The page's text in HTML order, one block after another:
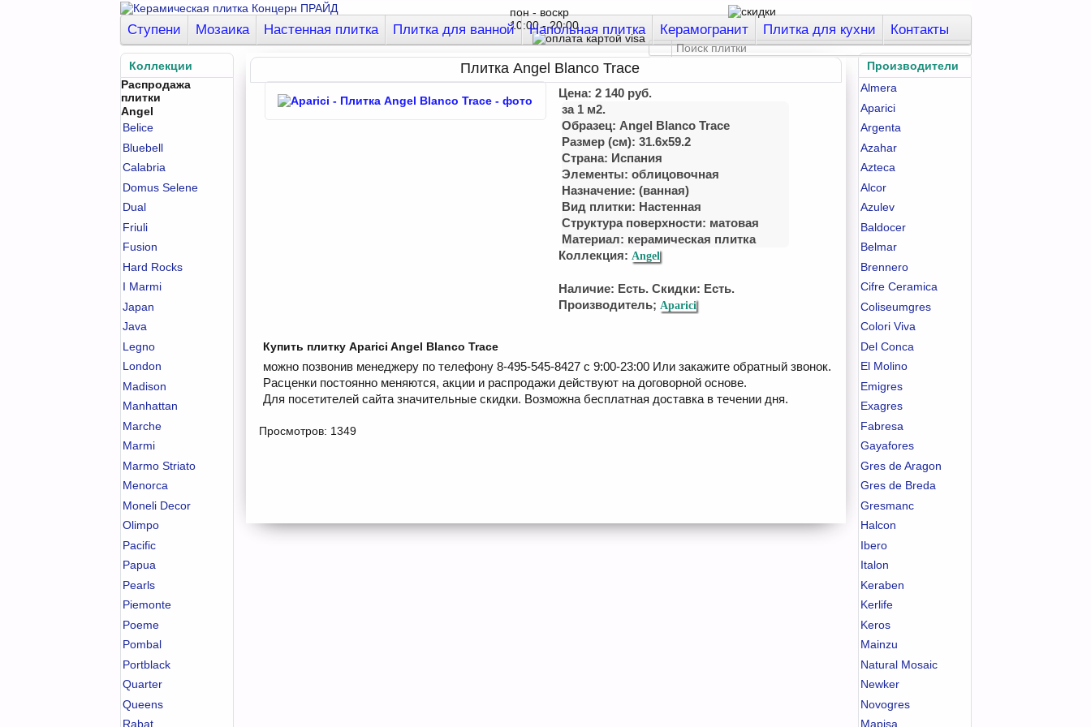
пон - воскр
10:00 - 20:00
Ступени Мозаика Настенная плитка Плитка для ванной Напольная плитка Керамогранит Плитка для кухни Контакты
Коллекции
Распродажа
плитки
Angel
Belice
Bluebell
Calabria
Domus Selene
Dual
Friuli
Fusion
Hard Rocks
I Marmi
Japan
Java
Legno
London
Madison
Manhattan
Marche
Marmi
Marmo Striato
Menorca
Moneli Decor
Olimpo
Pacific
Papua
Pearls
Piemonte
Poeme
Pombal
Portblack
Quarter
Queens
Rabat
Производители
Almera
Aparici
Argenta
Azahar
Azteca
Alcor
Azulev
Baldocer
Belmar
Brennero
Cifre Ceramica
Coliseumgres
Colori Viva
Del Conca
El Molino
Emigres
Exagres
Fabresa
Gayafores
Gres de Aragon
Gres de Breda
Gresmanc
Halcon
Ibero
Italon
Keraben
Kerlife
Keros
Mainzu
Natural Mosaic
Newker
Novogres
Mapisa
Плитка Angel Blanco Trace
Цена:2 140 руб.
за 1 м2.
Образец: Angel Blanco Trace
Размер (см): 31.6x59.2
Страна: Испания
Элементы: облицовочная
Назначение: (ванная)
Вид плитки: Настенная
Структура поверхности: матовая
Материал: керамическая плитка
Коллекция: Angel
Наличие: Есть. Скидки: Есть.
Производитель; Aparici
Купить плитку Aparici Angel Blanco Trace
можно позвонив менеджеру по телефону 8-495-545-8427 с 9:00-23:00 Или закажите обратный звонок.
Расценки постоянно меняются, акции и распродажи действуют на договорной основе.
Для посетителей сайта значительные скидки. Возможна бесплатная доставка в течении дня.
Просмотров: 1349